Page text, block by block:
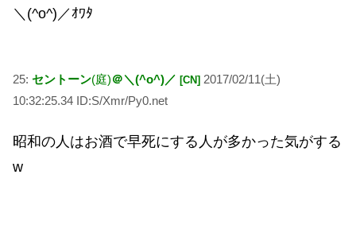
＼(^o^)／ｵﾜﾀ
25: セントーン(庭)＠＼(^o^)／ [CN] 2017/02/11(土)
10:32:25.34 ID:S/Xmr/Py0.net
昭和の人はお酒で早死にする人が多かった気がする
w